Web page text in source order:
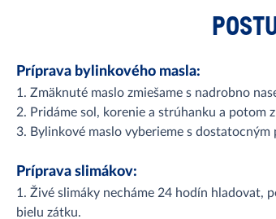
Príprava bylinkového masla:
1. Zmäknuté maslo zmiešame s nadrobno
2. Pridáme sol, korenie a strúhanku a potom
3. Bylinkové maslo vyberieme s
Príprava slimákov:
1. Živé slimáky necháme 24 hodín hladovat,
bielu zátku.